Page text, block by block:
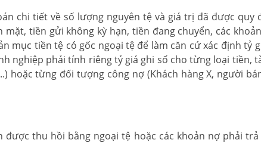
chi tiết về số lượng nguyên tệ và giá trị đã được quy
tiền gửi không kỳ hạn, tiền đang chuyển, các
mục tiền tệ có gốc ngoại tệ để làm căn cứ xác định tỷ
nghiệp phải tính riêng tỷ giá ghi sổ cho từng loại tiền,
hoặc từng đối tượng công nợ (Khách hàng X, người
được thu hồi bằng ngoại tệ hoặc các khoản nợ phải trả